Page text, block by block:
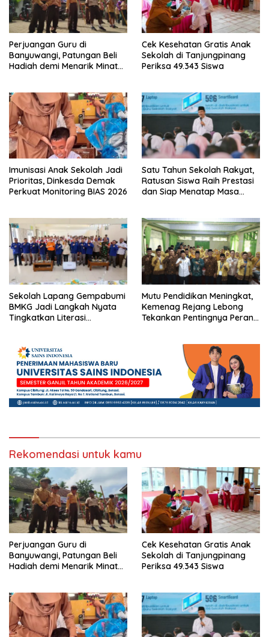
Perjuangan Guru di
Banyuwangi, Patungan Beli
Hadiah demi Menarik Minat
Cek Kesehatan Gratis Anak
Sekolah di Tanjungpinang
Periksa 49.343 Siswa
Imunisasi Anak Sekolah Jadi
Prioritas, Dinkesda Demak
Perkuat Monitoring BIAS 2026
Satu Tahun Sekolah Rakyat,
Ratusan Siswa Raih Prestasi
dan Siap Menatap Masa
Sekolah Lapang Gempabumi
BMKG Jadi Langkah Nyata
Tingkatkan Literasi
Mutu Pendidikan Meningkat,
Kemenag Rejang Lebong
Tekankan Pentingnya Peran
Rekomendasi untuk kamu
Perjuangan Guru di
Banyuwangi, Patungan Beli
Hadiah demi Menarik Minat
Cek Kesehatan Gratis Anak
Sekolah di Tanjungpinang
Periksa 49.343 Siswa